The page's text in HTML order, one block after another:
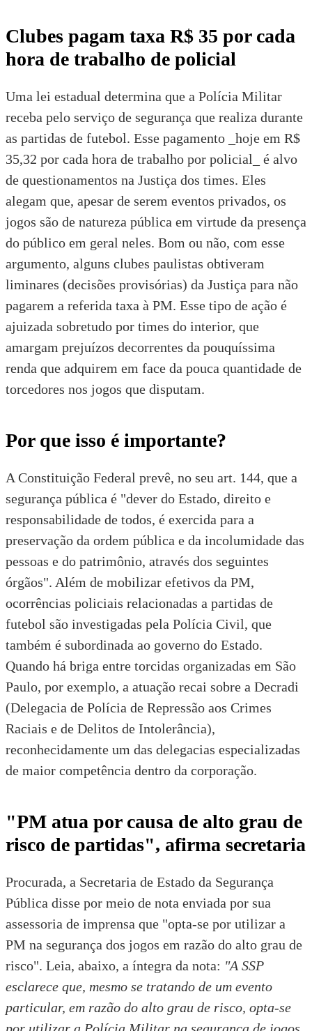
Clubes pagam taxa R$ 35 por cada
hora de trabalho de policial
Uma lei estadual determina que a Polícia Militar
receba pelo serviço de segurança que realiza durante
as partidas de futebol. Esse pagamento _hoje em R$
35,32 por cada hora de trabalho por policial_ é alvo
de questionamentos na Justiça dos times. Eles
alegam que, apesar de serem eventos privados, os
jogos são de natureza pública em virtude da presença
do público em geral neles. Bom ou não, com esse
argumento, alguns clubes paulistas obtiveram
liminares (decisões provisórias) da Justiça para não
pagarem a referida taxa à PM. Esse tipo de ação é
ajuizada sobretudo por times do interior, que
amargam prejuízos decorrentes da pouquíssima
renda que adquirem em face da pouca quantidade de
torcedores nos jogos que disputam.
Por que isso é importante?
A Constituição Federal prevê, no seu art. 144, que a
segurança pública é "dever do Estado, direito e
responsabilidade de todos, é exercida para a
preservação da ordem pública e da incolumidade das
pessoas e do patrimônio, através dos seguintes
órgãos". Além de mobilizar efetivos da PM,
ocorrências policiais relacionadas a partidas de
futebol são investigadas pela Polícia Civil, que
também é subordinada ao governo do Estado.
Quando há briga entre torcidas organizadas em São
Paulo, por exemplo, a atuação recai sobre a Decradi
(Delegacia de Polícia de Repressão aos Crimes
Raciais e de Delitos de Intolerância),
reconhecidamente um das delegacias especializadas
de maior competência dentro da corporação.
"PM atua por causa de alto grau de
risco de partidas", afirma secretaria
Procurada, a Secretaria de Estado da Segurança
Pública disse por meio de nota enviada por sua
assessoria de imprensa que "opta-se por utilizar a
PM na segurança dos jogos em razão do alto grau de
risco". Leia, abaixo, a íntegra da nota: "A SSP
esclarece que, mesmo se tratando de um evento
particular, em razão do alto grau de risco, opta-se